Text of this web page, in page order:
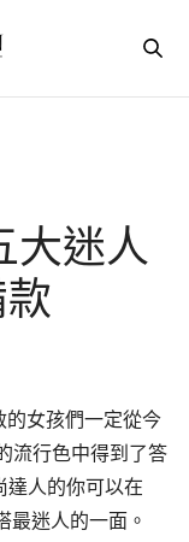
大迷人
的女孩們一定從今
流行色中得到了答
達人的你可以在
最迷人的一面。